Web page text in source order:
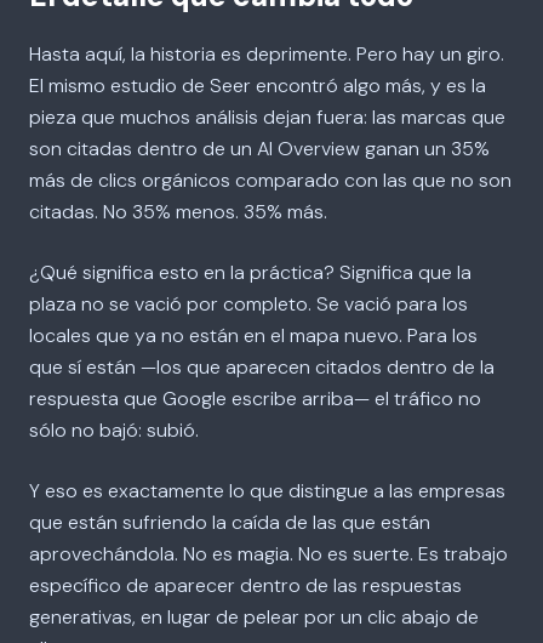
Hasta aquí, la historia es deprimente. Pero hay un giro.
El mismo estudio de Seer encontró algo más, y es la
pieza que muchos análisis dejan fuera: las marcas que
son citadas dentro de un AI Overview ganan un 35%
más de clics orgánicos comparado con las que no son
citadas. No 35% menos. 35% más.
¿Qué significa esto en la práctica? Significa que la
plaza no se vació por completo. Se vació para los
locales que ya no están en el mapa nuevo. Para los
que sí están —los que aparecen citados dentro de la
respuesta que Google escribe arriba— el tráfico no
sólo no bajó: subió.
Y eso es exactamente lo que distingue a las empresas
que están sufriendo la caída de las que están
aprovechándola. No es magia. No es suerte. Es trabajo
específico de aparecer dentro de las respuestas
generativas, en lugar de pelear por un clic abajo de